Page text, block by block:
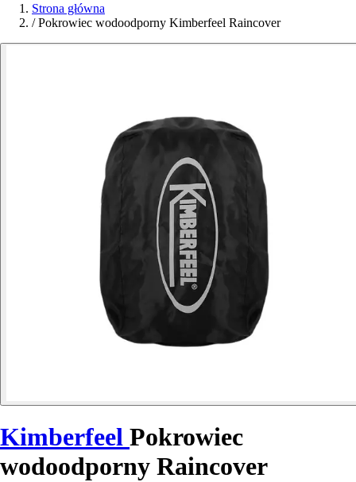
Strona główna
/ Pokrowiec wodoodporny Kimberfeel Raincover
Kimberfeel Pokrowiec
wodoodporny Raincover